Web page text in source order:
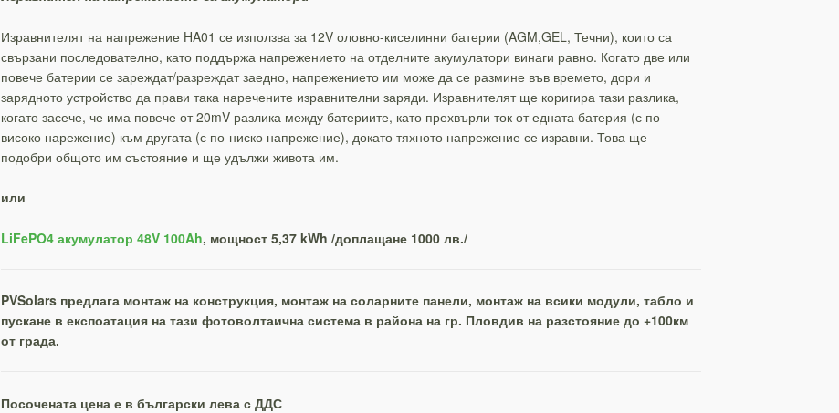
Изравнителят на напрежение HA01 се използва за 12V оловно-киселинни батерии (AGM,GEL, Течни), които са
свързани последователно, като поддържа напрежението на отделните акумулатори винаги равно. Когато две или
повече батерии се зареждат/разреждат заедно, напрежението им може да се размине във времето, дори и
зарядното устройство да прави така наречените изравнителни заряди. Изравнителят ще коригира тази разлика,
когато засече, че има повече от 20mV разлика между батериите, като прехвърли ток от едната батерия (с по-
високо нарежение) към другата (с по-ниско напрежение), докато тяхното напрежение се изравни. Това ще
подобри общото им състояние и ще удължи живота им.
или
LiFePO4 акумулатор 48V 100Ah, мощност 5,37 kWh /доплащане 1000 лв./
PVSolars предлага монтаж на конструкция, монтаж на соларните панели, монтаж на всики модули, табло и
пускане в експоатация на тази фотоволтаична система в района на гр. Пловдив на разстояние до +100км
от града.
Посочената цена е в български лева с ДДС